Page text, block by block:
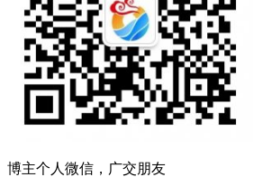
博主个人微信，广交朋友